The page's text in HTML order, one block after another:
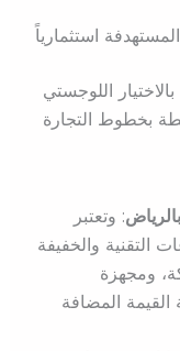
استثمارياً
اللوجستي
بخطوط التجارة
: وتعتبر
التقنية والخفيفة
ومجهزة
المضافة